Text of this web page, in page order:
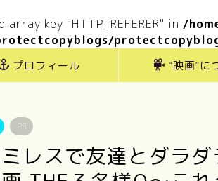
array key "HTTP_REFERER" in /
プロフィール “映画”に
PR
レスで友達とダラ